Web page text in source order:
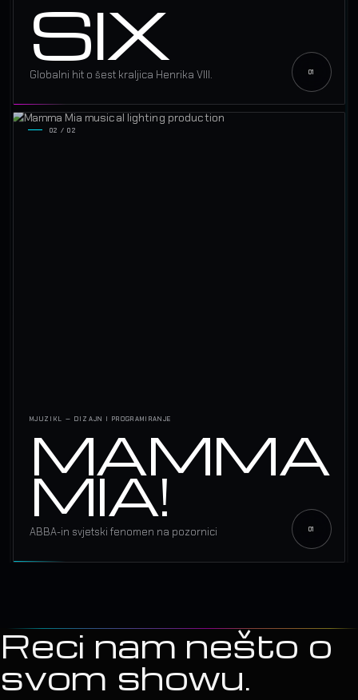
SIX
Globalni hit o šest kraljica Henrika VIII.
02 / 02
MJUZIKL — DIZAJN I PROGRAMIRANJE
MAMMA
MIA!
ABBA-in svjetski fenomen na pozornici
Reci nam nešto o
svom showu.